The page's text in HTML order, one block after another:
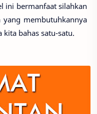
ini bermanfaat silahkan
membutuhkannya
kita bahas satu-satu.